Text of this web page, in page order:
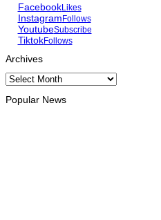
FacebookLikes
InstagramFollows
YoutubeSubscribe
TiktokFollows
Archives
Archives
Popular News